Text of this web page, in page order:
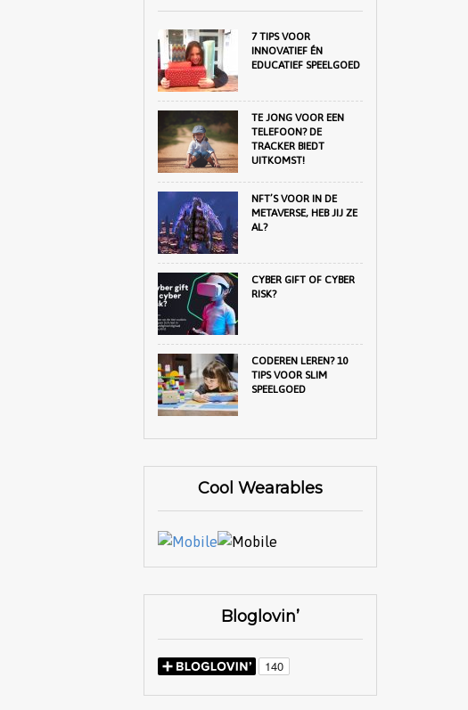
7 TIPS VOOR
INNOVATIEF ÉN
EDUCATIEF SPEELGOED
TE JONG VOOR EEN
TELEFOON? DE
TRACKER BIEDT
UITKOMST!
NFT’S VOOR IN DE
METAVERSE, HEB JIJ ZE
AL?
CYBER GIFT OF CYBER
RISK?
CODEREN LEREN? 10
TIPS VOOR SLIM
SPEELGOED
Cool Wearables
Bloglovin’